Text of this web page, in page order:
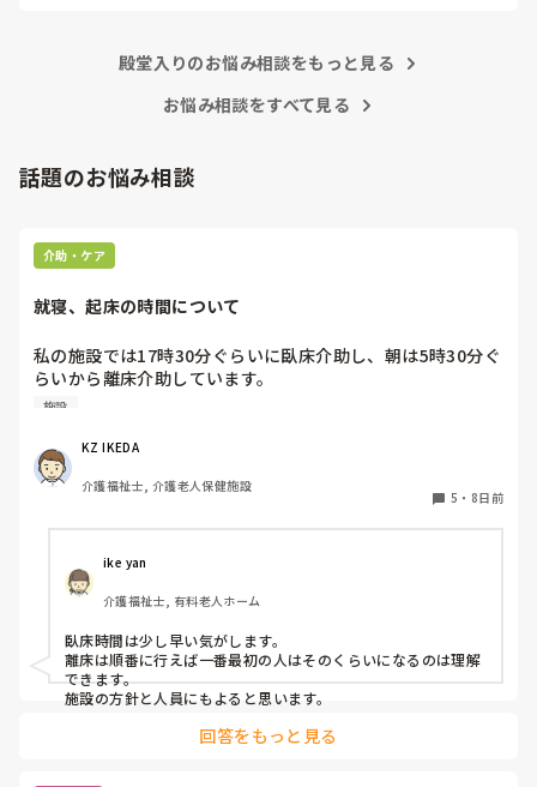
殿堂入りのお悩み相談をもっと見る
お悩み相談をすべて見る
話題のお悩み相談
介助・ケア
就寝、起床の時間について
私の施設では17時30分ぐらいに臥床介助し、朝は5時30分ぐ
らいから離床介助しています。
順番は当然、身体状態や体調面を考慮して決めています。そ
が、みなさんの施設は何時ごろから臥床、離床されてます
か？
施設
KZ IKEDA
介護福祉士, 介護老人保健施設
5 ・ 8日前
ike yan
介護福祉士, 有料老人ホーム
臥床時間は少し早い気がします。
離床は順番に行えば一番最初の人はそのくらいになるのは理解
できます。
施設の方針と人員にもよると思います。
回答をもっと見る